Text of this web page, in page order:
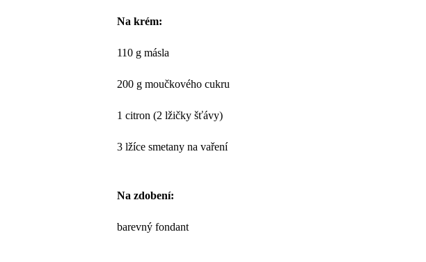
Na krém:
110 g másla
200 g moučkového cukru
1 citron (2 lžičky šťávy)
3 lžíce smetany na vaření
Na zdobení:
barevný fondant